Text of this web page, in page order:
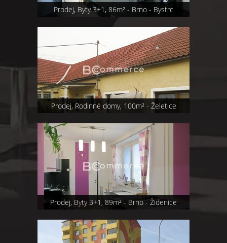
Prodej, Byty 3+1, 86m² - Brno - Bystrc
Prodej, Rodinné domy, 100m² - Želetice
Prodej, Byty 3+1, 89m² - Brno - Židenice